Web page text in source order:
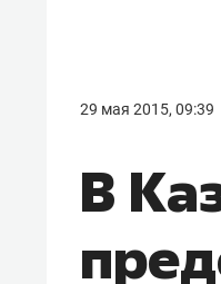
29 мая 2015, 09:39
В